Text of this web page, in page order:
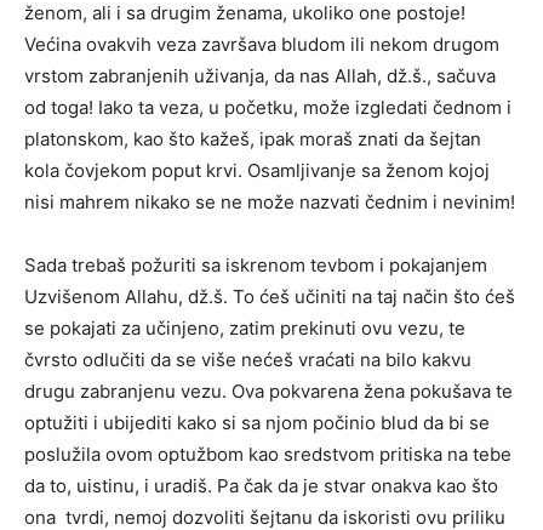
ženom, ali i sa drugim ženama, ukoliko one postoje!
Većina ovakvih veza završava bludom ili nekom drugom
vrstom zabranjenih uživanja, da nas Allah, dž.š., sačuva
od toga! Iako ta veza, u početku, može izgledati čednom i
platonskom, kao što kažeš, ipak moraš znati da šejtan
kola čovjekom poput krvi. Osamljivanje sa ženom kojoj
nisi mahrem nikako se ne može nazvati čednim i nevinim!
Sada trebaš požuriti sa iskrenom tevbom i pokajanjem
Uzvišenom Allahu, dž.š. To ćeš učiniti na taj način što ćeš
se pokajati za učinjeno, zatim prekinuti ovu vezu, te
čvrsto odlučiti da se više nećeš vraćati na bilo kakvu
drugu zabranjenu vezu. Ova pokvarena žena pokušava te
optužiti i ubijediti kako si sa njom počinio blud da bi se
poslužila ovom optužbom kao sredstvom pritiska na tebe
da to, uistinu, i uradiš. Pa čak da je stvar onakva kao što
ona tvrdi, nemoj dozvoliti šejtanu da iskoristi ovu priliku